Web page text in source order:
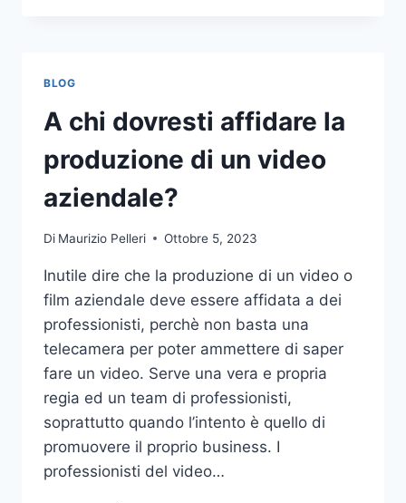
NELLE
SCOMMESSE
SPORTIVE
ONLINE
BLOG
A chi dovresti affidare la
produzione di un video
aziendale?
Di Maurizio Pelleri Ottobre 5, 2023
Inutile dire che la produzione di un video o
film aziendale deve essere affidata a dei
professionisti, perchè non basta una
telecamera per poter ammettere di saper
fare un video. Serve una vera e propria
regia ed un team di professionisti,
soprattutto quando l’intento è quello di
promuovere il proprio business. I
professionisti del video…